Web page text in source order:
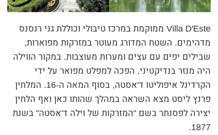
Villa D'Este ממוקמת במרכז טיבולי וכוללת גני רנסנס
מדהימים. השטח המדורג מעוטר במזרקות מפוארות,
שבילים יפים עם עצים ומערות מעוצבות. במקור הווילה
היה מנזר בנדיקטיני, הפכה למפלט מפואר על ידי
הקרדינל איפוליטו ד'אסטה, בסוף המאה ה-16. המלחין
פרנץ ליסט מצא השראה במהלך שהותו כאן ואף הלחין
יצירה לפסנתר בשם "המזרקות של וילה ד'אסטה" בשנת
1877.